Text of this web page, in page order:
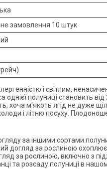
замовлення 10 штук
і світлим,
полуниці становить від
хоча м'якоть ягід не дуже
і літню посуху.
за іншими сортами
догляд за рослиною
за рослиною, включно з
та розсаду полуниці в